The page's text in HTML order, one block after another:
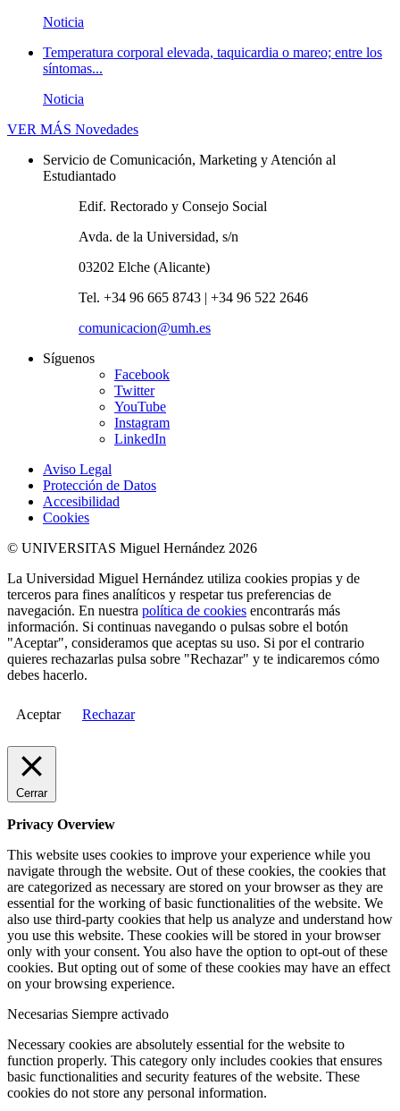
Noticia
Temperatura corporal elevada, taquicardia o mareo; entre los
síntomas...
Noticia
VER MÁS Novedades
Servicio de Comunicación, Marketing y Atención al
Estudiantado
Edif. Rectorado y Consejo Social
Avda. de la Universidad, s/n
03202 Elche (Alicante)
Tel. +34 96 665 8743 | +34 96 522 2646
comunicacion@umh.es
Síguenos
Facebook
Twitter
YouTube
Instagram
LinkedIn
Aviso Legal
Protección de Datos
Accesibilidad
Cookies
© UNIVERSITAS Miguel Hernández 2026
La Universidad Miguel Hernández utiliza cookies propias y de
terceros para fines analíticos y respetar tus preferencias de
navegación. En nuestra política de cookies encontrarás más
información. Si continuas navegando o pulsas sobre el botón
"Aceptar", consideramos que aceptas su uso. Si por el contrario
quieres rechazarlas pulsa sobre "Rechazar" y te indicaremos cómo
debes hacerlo.
Aceptar Rechazar
Cerrar
Privacy Overview
This website uses cookies to improve your experience while you
navigate through the website. Out of these cookies, the cookies that
are categorized as necessary are stored on your browser as they are
essential for the working of basic functionalities of the website. We
also use third-party cookies that help us analyze and understand how
you use this website. These cookies will be stored in your browser
only with your consent. You also have the option to opt-out of these
cookies. But opting out of some of these cookies may have an effect
on your browsing experience.
Necesarias Siempre activado
Necessary cookies are absolutely essential for the website to
function properly. This category only includes cookies that ensures
basic functionalities and security features of the website. These
cookies do not store any personal information.